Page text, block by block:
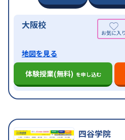
大阪校
地図を見る
体験授業(無料) を申し込む
四谷学院